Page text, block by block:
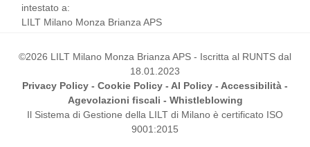
intestato a:
LILT Milano Monza Brianza APS
©2026 LILT Milano Monza Brianza APS - Iscritta al RUNTS dal
18.01.2023
Privacy Policy - Cookie Policy - AI Policy - Accessibilità -
Agevolazioni fiscali - Whistleblowing
Il Sistema di Gestione della LILT di Milano è certificato ISO
9001:2015